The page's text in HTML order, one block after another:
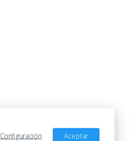
Aceptar
Configuración